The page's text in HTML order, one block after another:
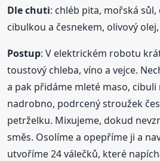
Dle chuti: chléb pita, mořská
cibulkou a česnekem, olivový
Postup: V elektrickém robotu
toustový chleba, víno a vejce.
a pak přidáme mleté maso,
nadrobno, podrcený stroužek
petrželku. Mixujeme, dokud
směs. Osolíme a opepříme ji a
utvoříme 24 válečků, které